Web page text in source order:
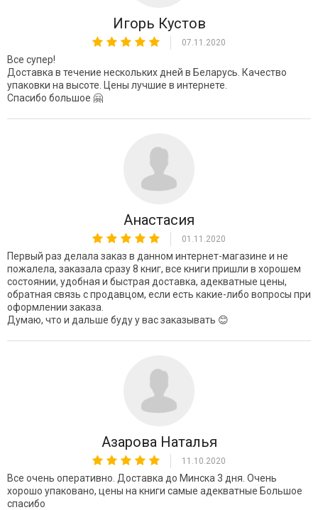
Игорь Кустов
07.11.2020
Все супер!
Доставка в течение нескольких дней в Беларусь. Качество
упаковки на высоте. Цены лучшие в интернете.
Спасибо большое 🤗
Анастасия
01.11.2020
Первый раз делала заказ в данном интернет-магазине и не
пожалела, заказала сразу 8 книг, все книги пришли в хорошем
состоянии, удобная и быстрая доставка, адекватные цены,
обратная связь с продавцом, если есть какие-либо вопросы при
оформлении заказа.
Думаю, что и дальше буду у вас заказывать 😊
Азарова Наталья
11.10.2020
Все очень оперативно. Доставка до Минска 3 дня. Очень
хорошо упаковано, цены на книги самые адекватные Большое
спасибо